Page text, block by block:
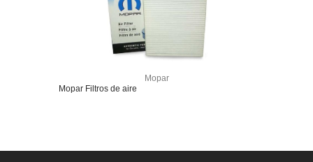
Mopar
Mopar Filtros de aire